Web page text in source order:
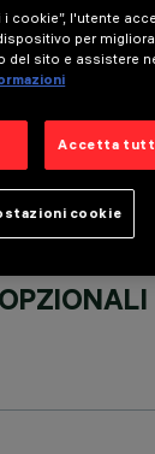
cookie”, l'utente
per
del sito e assistere
Accetta
cookie